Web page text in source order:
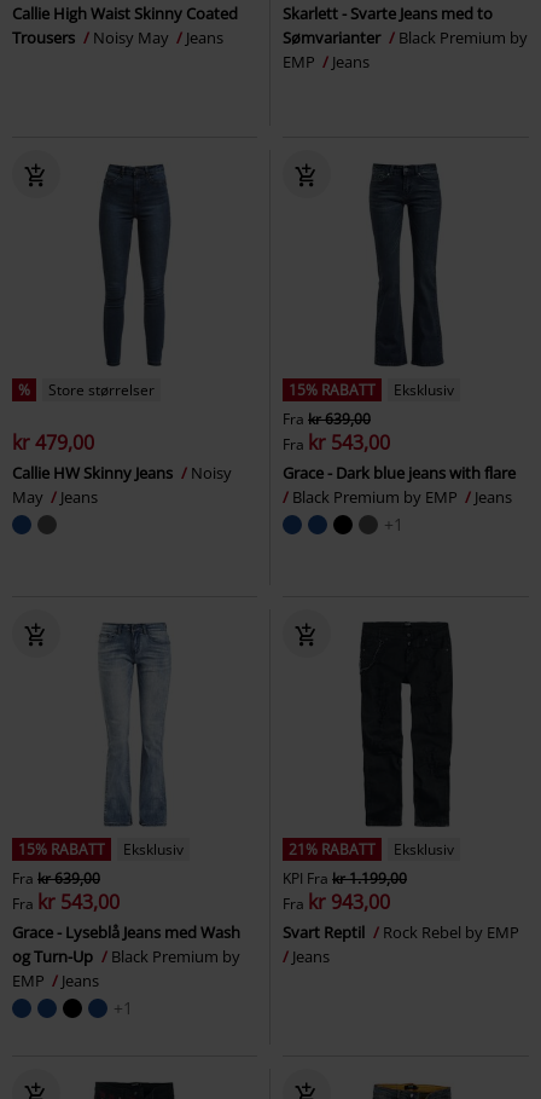
Callie High Waist Skinny Coated
Trousers
Noisy May Jeans
Skarlett - Svarte Jeans med to
Sømvarianter
Black Premium by
EMP
Jeans
% Store størrelser
kr 479,00
Callie HW Skinny Jeans
Noisy
May
Jeans
15% RABATT
Eksklusiv
Fra kr 639,00
Fra kr 543,00
Grace - Dark blue jeans with flare
Black Premium by EMP
Jeans
+1
15% RABATT
Eksklusiv
Fra kr 639,00
Fra kr 543,00
Grace - Lyseblå Jeans med Wash
og Turn-Up
Black Premium by
EMP
Jeans
+1
21% RABATT
Eksklusiv
KPI Fra kr 1.199,00
Fra kr 943,00
Svart Reptil
Rock Rebel by EMP
Jeans